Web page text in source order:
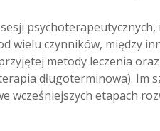
wielu czynników, między
metody leczenia
długoterminowa). Im
wcześniejszych etapach